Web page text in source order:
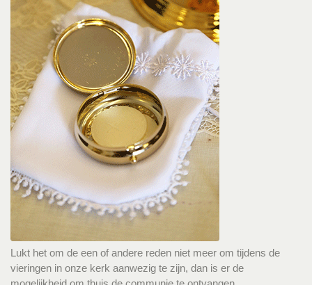
Lukt het om de een of andere reden niet meer om tijdens de
vieringen in onze kerk aanwezig te zijn, dan is er de